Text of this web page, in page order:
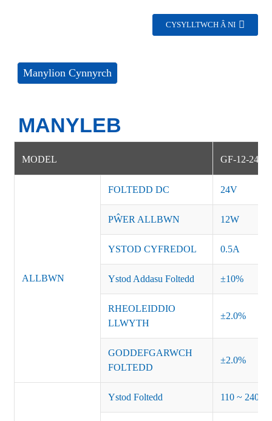
CYSYLLTWCH Â NI
Manylion Cynnyrch
MANYLEB
MODEL GF-12-24
ALLBWN
FOLTEDD DC 24V
PŴER ALLBWN 12W
YSTOD CYFREDOL 0.5A
Ystod Addasu Foltedd ±10%
RHEOLEIDDIO
LLWYTH
±2.0%
GODDEFGARWCH
FOLTEDD
±2.0%
Ystod Foltedd 110 ~